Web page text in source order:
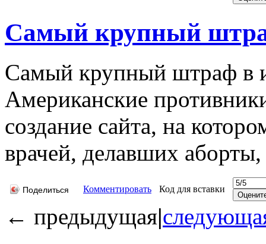
Самый крупный
Самый крупный штраф в
Американские
создание сайта, на
врачей, делавших
Поделиться Комментировать Код для вставки
← предыдущая|